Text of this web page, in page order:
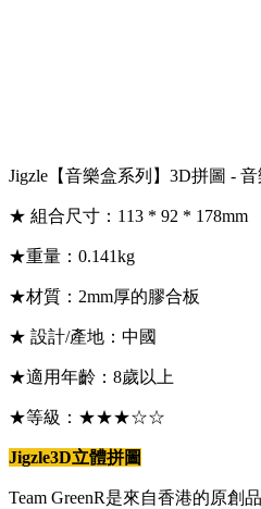
Jigzle【音樂盒系列】3D拼圖 -
★ 組合尺寸：113 * 92 * 178mm
★重量：0.141kg
★材質：2mm厚的膠合板
★ 設計/產地：中國
★適用年齡：8歲以上
★等級：★★★☆☆
Jigzle3D立體拼圖
Team GreenR是來自香港的原創